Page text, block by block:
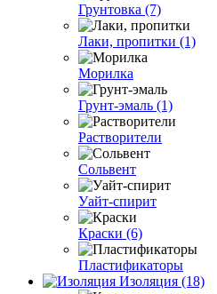
Грунтовка (7)
Лаки, пропитки (1)
Морилка
Грунт-эмаль (1)
Растворители
Сольвент
Уайт-спирит
Краски (6)
Пластификаторы
Изоляция (18)